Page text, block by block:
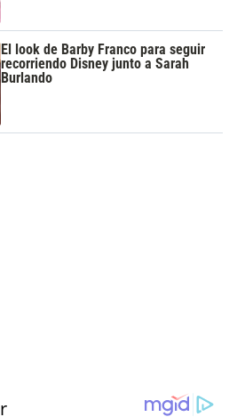
El look de Barby Franco para seguir
recorriendo Disney junto a Sarah
Burlando